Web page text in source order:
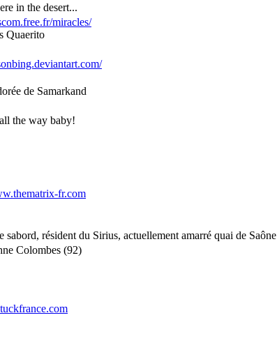
in the desert...
miracles/
Quaerito
de Samarkand
the way baby!
fr.com
sabord, résident du Sirius, actuellement amarré quai de Saône
Colombes (92)